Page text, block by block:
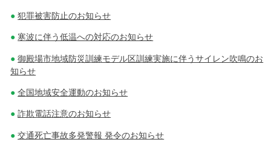
犯罪被害防止のお知らせ
寒波に伴う低温への対応のお知らせ
御殿場市地域防災訓練モデル区訓練実施に伴うサイレン吹鳴のお
知らせ
全国地域安全運動のお知らせ
詐欺電話注意のお知らせ
交通死亡事故多発警報 発令のお知らせ